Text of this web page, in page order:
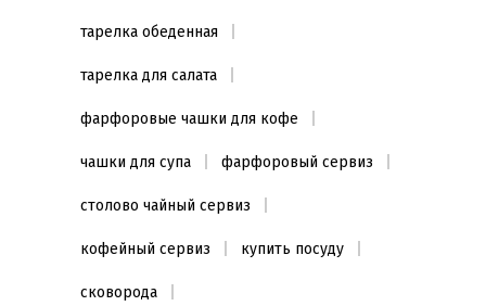
тарелка обеденная
тарелка для салата
фарфоровые чашки для кофе
чашки для супа фарфоровый сервиз
столово чайный сервиз
кофейный сервиз купить посуду
сковорода